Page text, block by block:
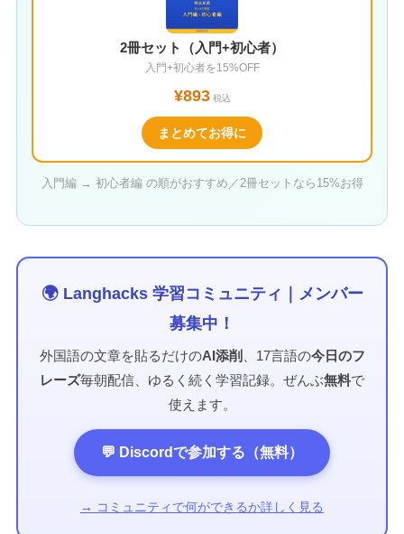
2冊セット（入門+初心者）
入門+初心者を15%OFF
¥893税込
まとめてお得に
入門編 → 初心者編 の順がおすすめ／2冊セットなら15%お得
🌍 Langhacks 学習コミュニティ｜メンバー
募集中！
外国語の文章を貼るだけのAI添削 、17言語の今日のフ
レーズ毎朝配信、ゆるく続く学習記録。ぜんぶ無料で
使えます。
💬 Discordで参加する（無料）
→ コミュニティで何ができるか詳しく見る